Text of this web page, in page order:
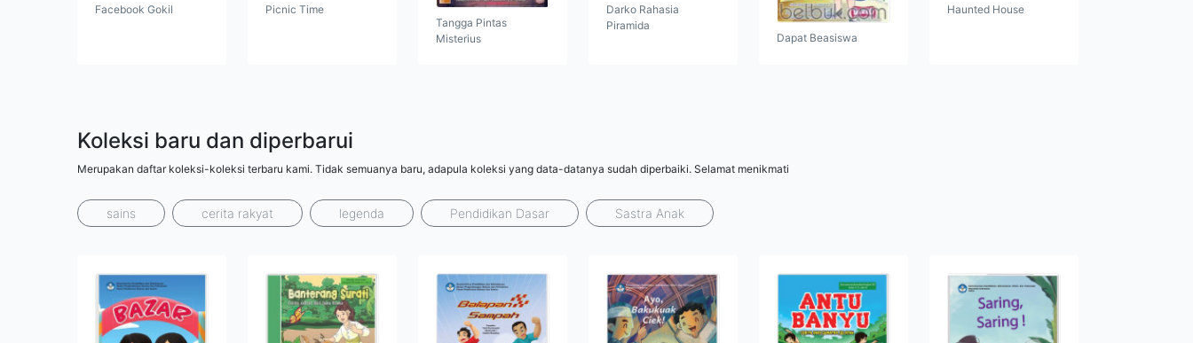
Facebook Gokil
Picnic Time
Tangga Pintas
Misterius
Darko Rahasia
Piramida
Dapat Beasiswa
Haunted House
Koleksi baru dan diperbarui
Merupakan daftar koleksi-koleksi terbaru kami. Tidak semuanya baru, adapula koleksi yang data-datanya sudah diperbaiki. Selamat menikmati
sains cerita rakyat legenda Pendidikan Dasar Sastra Anak